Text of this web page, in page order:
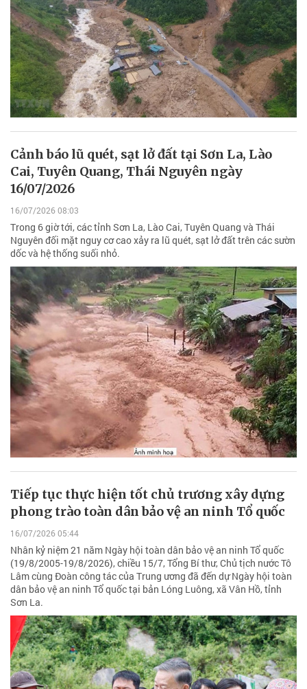
Cảnh báo lũ quét, sạt lở đất tại Sơn La, Lào
Cai, Tuyên Quang, Thái Nguyên ngày
16/07/2026
16/07/2026 08:03
Trong 6 giờ tới, các tỉnh Sơn La, Lào Cai, Tuyên Quang và Thái
Nguyên đối mặt nguy cơ cao xảy ra lũ quét, sạt lở đất trên các sườn
dốc và hệ thống suối nhỏ.
Tiếp tục thực hiện tốt chủ trương xây dựng
phong trào toàn dân bảo vệ an ninh Tổ quốc
16/07/2026 05:44
Nhân kỷ niệm 21 năm Ngày hội toàn dân bảo vệ an ninh Tổ quốc
(19/8/2005-19/8/2026), chiều 15/7, Tổng Bí thư, Chủ tịch nước Tô
Lâm cùng Đoàn công tác của Trung ương đã đến dự Ngày hội toàn
dân bảo vệ an ninh Tổ quốc tại bản Lóng Luông, xã Vân Hồ, tỉnh
Sơn La.